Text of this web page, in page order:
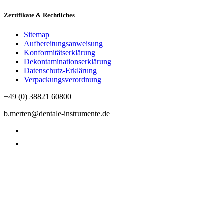
Zertifikate & Rechtliches
Sitemap
Aufbereitungsanweisung
Konformitätserklärung
Dekontaminationserklärung
Datenschutz-Erklärung
Verpackungsverordnung
+49 (0) 38821 60800
b.merten@dentale-instrumente.de